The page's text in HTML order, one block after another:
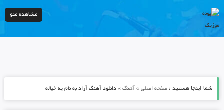
مشاهده منو
شما اینجا هستید : صفحه اصلی» آهنگ» دانلود آهنگ آراد به نام یه خیاله